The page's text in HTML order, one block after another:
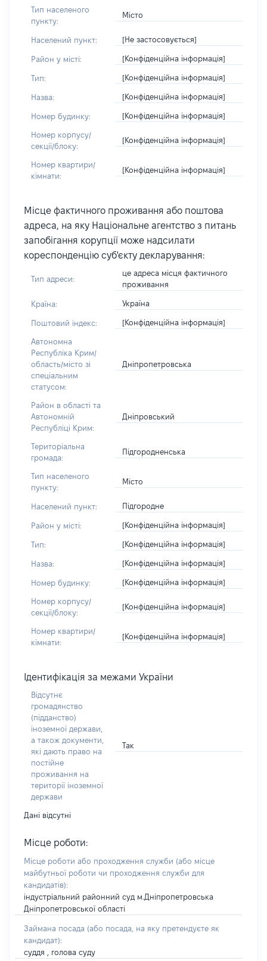
Тип населеного
пункту:
Місто
Населений пункт: [Не застосовується]
Район у місті: [Конфіденційна інформація]
Тип: [Конфіденційна інформація]
Назва: [Конфіденційна інформація]
Номер будинку: [Конфіденційна інформація]
Номер корпусу/
секції/блоку:
[Конфіденційна інформація]
Номер квартири/
кімнати:
[Конфіденційна інформація]
Місце фактичного проживання або поштова
адреса, на яку Національне агентство з питань
запобігання корупції може надсилати
кореспонденцію суб'єкту декларування:
Тип адреси:
це адреса місця фактичного
проживання
Країна: Україна
Поштовий індекс: [Конфіденційна інформація]
Автономна
Республіка Крим/
область/місто зі
спеціальним
статусом:
Дніпропетровська
Район в області та
Автономній
Республіці Крим:
Дніпровський
Територіальна
громада:
Підгородненська
Тип населеного
пункту:
Місто
Населений пункт: Підгородне
Район у місті: [Конфіденційна інформація]
Тип: [Конфіденційна інформація]
Назва: [Конфіденційна інформація]
Номер будинку: [Конфіденційна інформація]
Номер корпусу/
секції/блоку:
[Конфіденційна інформація]
Номер квартири/
кімнати:
[Конфіденційна інформація]
Ідентифікація за межами України
Відсутнє
громадянство
(підданство)
іноземної держави,
а також документи,
які дають право на
постійне
проживання на
території іноземної
держави
Так
Дані відсутні
Місце роботи:
Місце роботи або проходження служби (або місце
майбутньої роботи чи проходження служби для
кандидатів):
індустріальний районний суд м.Дніпропетровська
Дніпропетровської області
Займана посада (або посада, на яку претендуєте як
кандидат):
суддя , голова суду